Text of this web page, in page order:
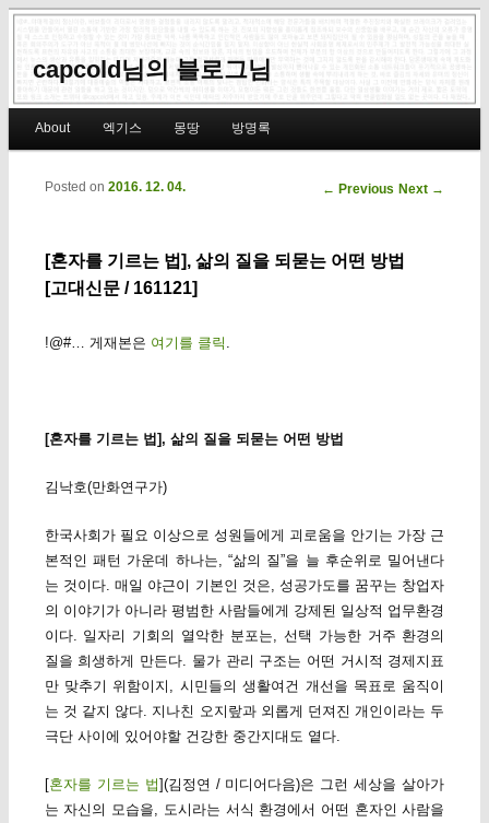
capcold님의 블로그님
Skip to primary content
Skip to secondary content
About 엑기스 몽땅 방명록
Post navigation
← Previous Next →
[혼자를 기르는 법], 삶의 질을 되묻는 어떤 방법
[고대신문 / 161121]
Posted on 2016. 12. 04.
!@#… 게재본은 여기를 클릭
[혼자를 기르는 법], 삶의 질을 되묻는 어떤 방법
김낙호(만화연구가)
한국사회가 필요 이상으로 성원들에게 괴로움을 안기는 가장 근
본적인 패턴 가운데 하나는, “삶의 질”을 늘 후순위로 밀어낸다
는 것이다. 매일 야근이 기본인 것은, 성공가도를 꿈꾸는 창업자
의 이야기가 아니라 평범한 사람들에게 강제된 일상적 업무환경
이다. 일자리 기회의 열악한 분포는, 선택 가능한 거주 환경의
질을 희생하게 만든다. 물가 관리 구조는 어떤 거시적 경제지표
만 맞추기 위함이지, 시민들의 생활여건 개선을 목표로 움직이
는 것 같지 않다. 지나친 오지랖과 외롭게 던져진 개인이라는 두
극단 사이에 있어야할 건강한 중간지대도 옅다.
[혼자를 기르는 법](김정연 / 미디어다음)은 그런 세상을 살아가
는 자신의 모습을, 도시라는 서식 환경에서 어떤 혼자인 사람을